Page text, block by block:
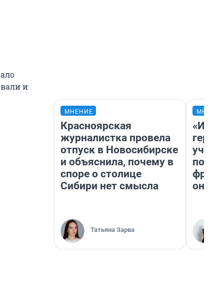
и
МНЕНИЕ
Красноярская
журналистка провела
отпуск в Новосибирске
и объяснила, почему в
споре о столице
Сибири нет смысла
Татьяна Зарва
учит
она